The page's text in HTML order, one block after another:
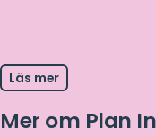
Läs mer
Mer om Plan